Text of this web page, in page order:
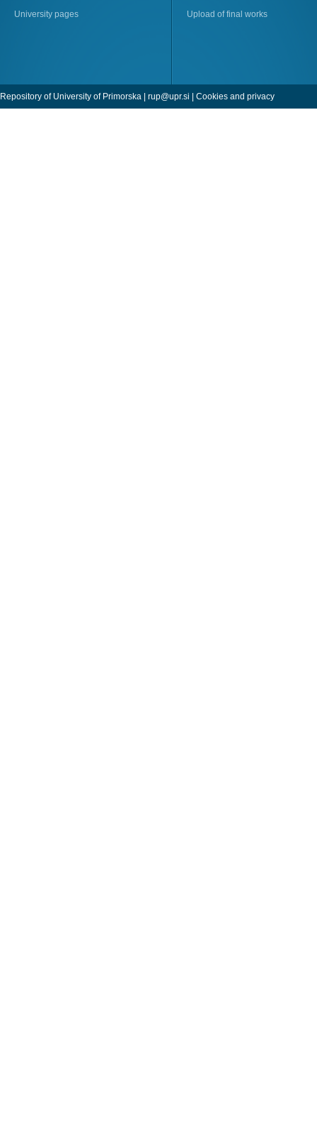
University pages
Upload of final works
Repository of University of Primorska | rup@upr.si | Cookies and privacy